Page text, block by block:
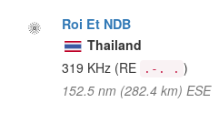
Roi Et NDB
Thailand
319 KHz (RE .-. . )
152.5 nm (282.4 km) ESE